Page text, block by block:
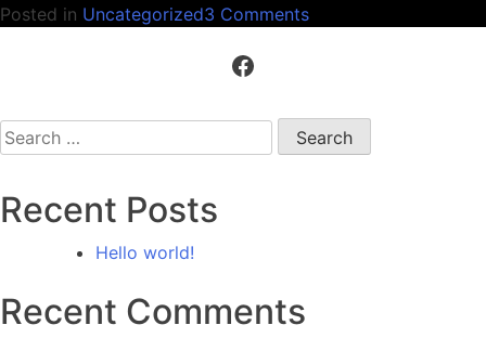
Posted in Uncategorized3 Commentson
Facebook
Search
for:
Recent Posts
Hello world!
Recent Comments